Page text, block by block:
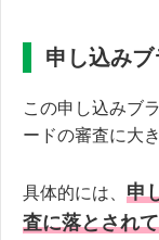
申し込み
この申し込みブ
ードの審査に大
具体的には、 申
査に落とされ